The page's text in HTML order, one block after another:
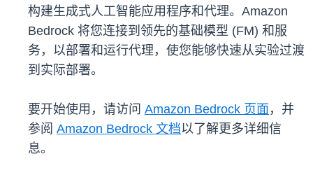
构建生成式人工智能应用程序和代理。Amazon
Bedrock 将您连接到领先的基础模型 (FM) 和服
务，以部署和运行代理，使您能够快速从实验过渡
到实际部署。
要开始使用，请访问 Amazon Bedrock 页面 ，并
参阅 Amazon Bedrock 文档以了解更多详细信
息。